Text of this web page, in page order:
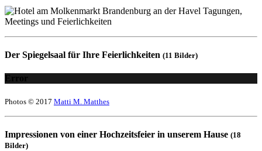
Der Spiegelsaal für Ihre Feierlichkeiten (11 Bilder)
Error
Photos © 2017 Matti M. Matthes
Impressionen von einer Hochzeitsfeier in unserem Hause (18
Bilder)